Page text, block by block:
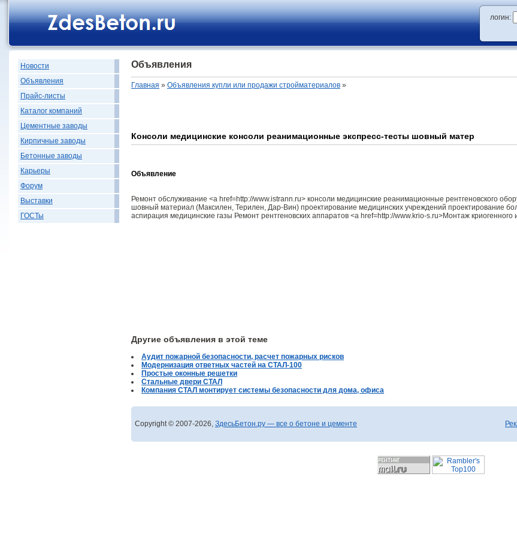
логин:
Новости
Объявления
Прайс-листы
Каталог компаний
Цементные заводы
Кирпичные заводы
Бетонные заводы
Карьеры
Форум
Выставки
ГОСТы
Объявления
Главная » Объявления купли или продажи стройматериалов »
Консоли медицинские консоли реанимационные экспресс-тесты шовный матер
Объявление
Ремонт обслуживание <a href=http://www.istrann.ru> консоли медицинские реанимационные рентгеновского
шовный материал (Максилен, Терилен, Дар-Вин) проектирование медицинских учреждений проектирование
аспирация медицинские газы Ремонт рентгеновских аппаратов <a href=http://www.krio-s.ru>Монтаж
Другие объявления в этой теме
Аудит пожарной безопасности, расчет пожарных рисков
Модернизация ответных частей на СТАЛ-100
Простые оконные решетки
Стальные двери СТАЛ
Компания СТАЛ монтирует системы безопасности для дома, офиса
Copyright © 2007-2026, ЗдесьБетон.ру — все о бетоне и цементе